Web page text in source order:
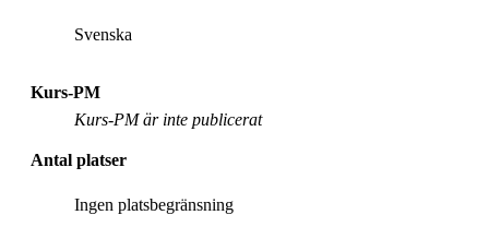
Svenska
Kurs-PM
Kurs-PM är inte publicerat
Antal platser
Ingen platsbegränsning